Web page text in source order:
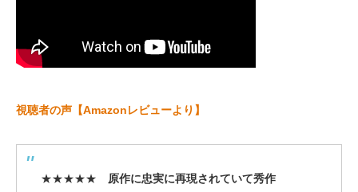
視聴者の声【Amazonレビューより】
★★★★★ 原作に忠実に再現されていて秀作